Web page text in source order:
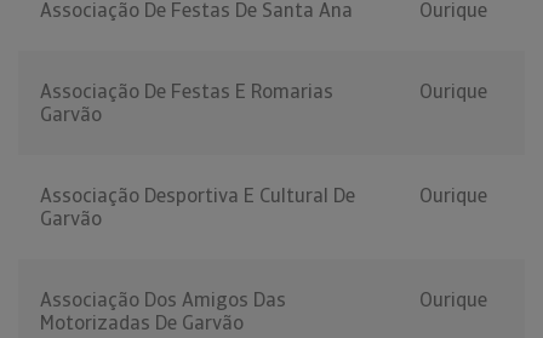
Associação De Festas De Santa Ana Ourique
Associação De Festas E Romarias
Garvão
Ourique
Associação Desportiva E Cultural De
Garvão
Ourique
Associação Dos Amigos Das
Motorizadas De Garvão
Ourique